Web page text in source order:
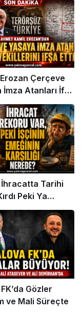
Çerçeve
İmza Atanları İfşa
Tarihi
Peki Ya
Gözler
ve Mali Süreçte